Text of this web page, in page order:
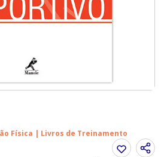
Física | Livros de Treinamento